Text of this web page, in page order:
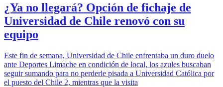
¿Ya no llegará? Opción de fichaje de
Universidad de Chile renovó con su
equipo
Este fin de semana, Universidad de Chile enfrentaba un duro duelo
ante Deportes Limache en condición de local, los azules buscaban
seguir sumando para no perderle pisada a Universidad Católica por
el puesto del Chile 2, mientras que la visita